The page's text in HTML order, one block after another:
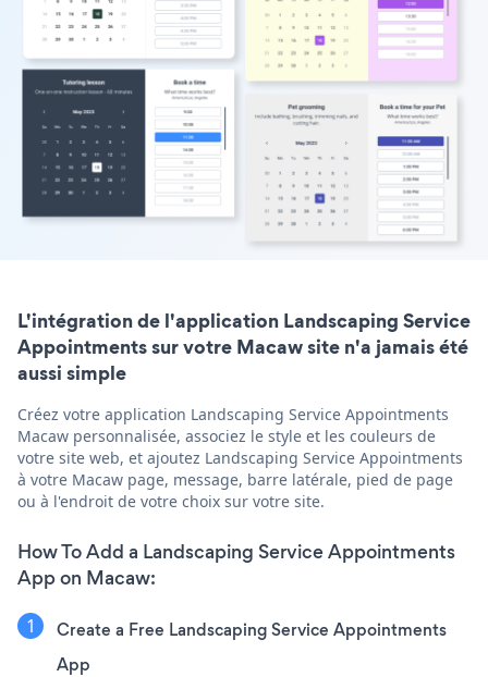
L'intégration de l'application Landscaping Service
Appointments sur votre Macaw site n'a jamais été
aussi simple
Créez votre application Landscaping Service Appointments
Macaw personnalisée, associez le style et les couleurs de
votre site web, et ajoutez Landscaping Service Appointments
à votre Macaw page, message, barre latérale, pied de page
ou à l'endroit de votre choix sur votre site.
How To Add a Landscaping Service Appointments
App on Macaw:
Create a Free Landscaping Service Appointments
App